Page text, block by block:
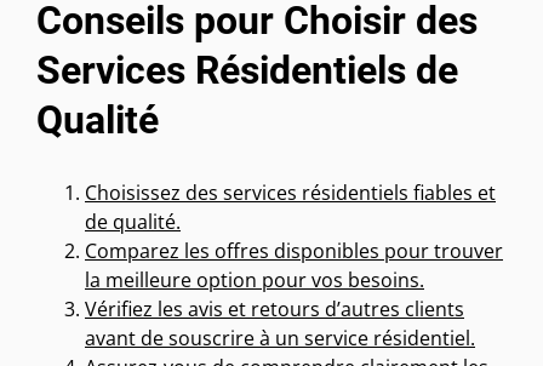
Conseils pour Choisir des
Services Résidentiels de
Qualité
Choisissez des services résidentiels fiables et
de qualité.
Comparez les offres disponibles pour trouver
la meilleure option pour vos besoins.
Vérifiez les avis et retours d’autres clients
avant de souscrire à un service résidentiel.